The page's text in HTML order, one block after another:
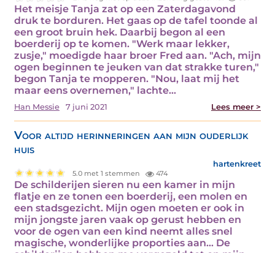
Het meisje Tanja zat op een Zaterdagavond
druk te borduren. Het gaas op de tafel toonde al
een groot bruin hek. Daarbij begon al een
boerderij op te komen. "Werk maar lekker,
zusje," moedigde haar broer Fred aan. "Ach, mijn
ogen beginnen te jeuken van dat strakke turen,"
begon Tanja te mopperen. "Nou, laat mij het
maar eens overnemen," lachte…
Han Messie 7 juni 2021 Lees meer >
Voor altijd herinneringen aan mijn ouderlijk
huis
hartenkreet
5.0 met 1 stemmen 474
De schilderijen sieren nu een kamer in mijn
flatje en ze tonen een boerderij, een molen en
een stadsgezicht. Mijn ogen moeten er ook in
mijn jongste jaren vaak op gerust hebben en
voor de ogen van een kind neemt alles snel
magische, wonderlijke proporties aan... De